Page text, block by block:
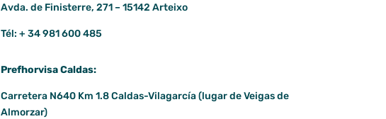
Avda. de Finisterre, 271 – 15142 Arteixo
Tél: + 34 981 600 485
Prefhorvisa Caldas:
Carretera N640 Km 1.8 Caldas-Vilagarcía (lugar de Veigas de
Almorzar)